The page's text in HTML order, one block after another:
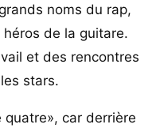
noms du rap,
de la guitare.
et des rencontres
stars.
car derrière